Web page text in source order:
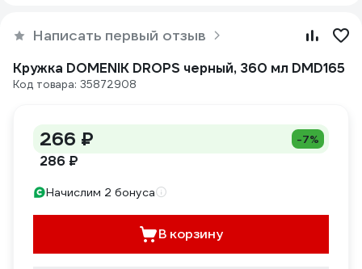
Написать первый отзыв
Кружка DOMENIK DROPS черный, 360 мл DMD165
Код товара: 35872908
266 ₽ -7%
286 ₽
Начислим 2 бонуса
В корзину